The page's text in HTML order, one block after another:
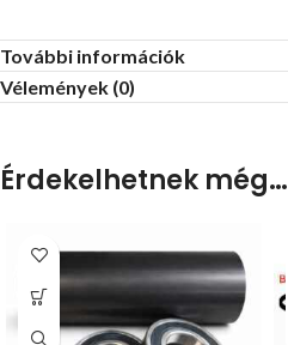
További információk
Vélemények (0)
Érdekelhetnek még…